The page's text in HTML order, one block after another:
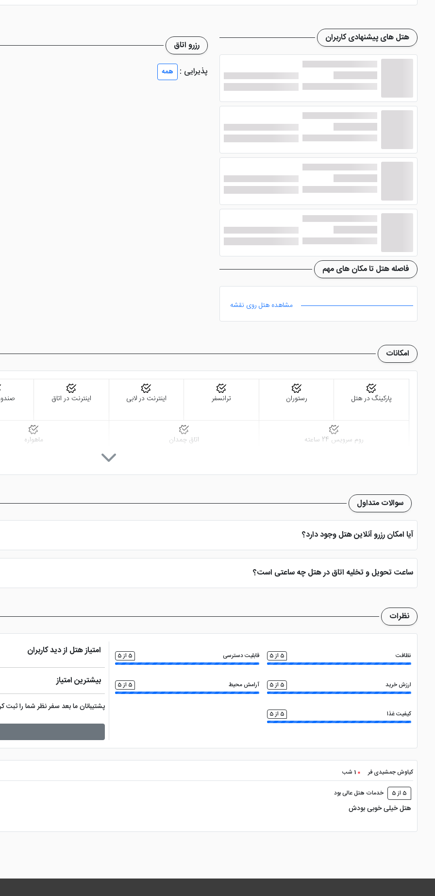
امکانات هتل ورد پالاس باتومی
Word Palace Batumi Hotel
مانند دیگر هتل های چهار ستاره باتومی، فاقد استخر، اسپا و سالن بدنسازی است. از این رو اگر به
های پنج ستاره باتومی بروید. ضمن اینکه باید گفت هتل پارکینگ اختصاصی ندارد، اما اطراف آن برای پارک خودرو، فضای ایجاد شده است.
از جمله محبوب ترین امکاناتی که در این هتل ایجاد شده است می توان به وای فای رایگان، اتاق های خانوادگی، رستوران، اتاق های غیر
اینکه پذیرش 24 ساعته هتل به صورت شبانه روزی، فعالیت می کنند و خدمات مناسبی را ارائه می دهند.
رستوران و بار
برای صرف غذا در طول شبانه روز، می توانید به رستوران خود هتل ورد پالاس باتومی
هتل با بهترین طعم و مزه سرو می شود که تنوع در میان آن ها، هر سلیقه و ذائقه ای را راضی خواهد کرد.
شما می توانید هنگام صرف غذا در این رستوران چشم اندازی پانوراما از باتومی و دریای سیاه را مشاهده کنید. مجموعه ای از شراب های
از آن ها استفاده کنید.
موقعیت مکانی هتل
مثال با 5 دقیقه پیاده روی می توانید به بازدید از مجسمه مدیا بروید و یا با طی 300 متر برج الفبا باتومی را مشاهده کنید.
هتل قرار دارند. شما می توانید از سرویس رفت و برگشت فرودگاهی به صورت رایگان استفاده کنید.
رزرو اتاق
پذیرایی :
همه
هتل های پیشنهادی کاربران
فاصله هتل تا مکان های مهم
مشاهده هتل روی نقشه
امکانات
پارکینگ در هتل رستوران ترانسفر اینترنت در لابی اینترنت در اتاق
روم سرویس 24 ساعته اتاق چمدان ماهواره
سوالات متداول
آیا امکان رزرو آنلاین هتل وجود دارد؟
بله، با انتخاب تاریخ ورود و خروج، نوع اتاق و تعداد نفرات می توانید پس از پرداخت در درگاه بانکی، رزرو آنلاین خود را نهایی و واچر هتل را دریافت
ساعت تحویل و تخلیه اتاق در هتل چه ساعتی است؟
ساعت تحویل اتاق ساعت 2 بعد از ظهر و ساعت تخلیه اتاق 12 ظهر می باشد
نظرات
نظافت 5 از 5 قابلیت دسترسی 5 از 5
ارزش خرید 5 از 5 آرامش محیط 5 از 5
کیفیت غذا 5 از 5
امتیاز هتل از دید کاربران
بیشترین امتیاز
پشتیبانان ما بعد سفر نظر شما را
کیاوش جمشیدی فر 1 شب
5 از 5 خدمات هتل عالی بود
هتل خیلی خوبی بودش